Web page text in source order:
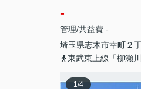
-
管理/共益費 -
埼玉県志木市幸町２
東武東上線「柳瀬
1/4